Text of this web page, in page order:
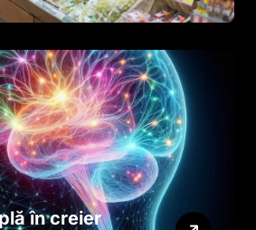
dezvoltarea
în creier